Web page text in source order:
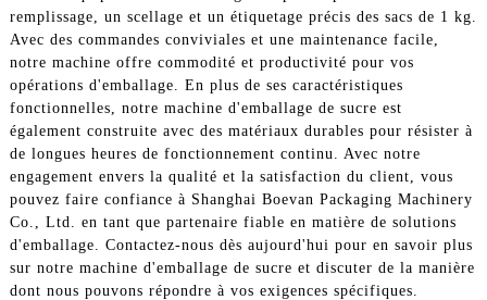
remplissage, un scellage et un étiquetage précis des sacs de 1 kg.
Avec des commandes conviviales et une maintenance facile,
notre machine offre commodité et productivité pour vos
opérations d'emballage. En plus de ses caractéristiques
fonctionnelles, notre machine d'emballage de sucre est
également construite avec des matériaux durables pour résister à
de longues heures de fonctionnement continu. Avec notre
engagement envers la qualité et la satisfaction du client, vous
pouvez faire confiance à Shanghai Boevan Packaging Machinery
Co., Ltd. en tant que partenaire fiable en matière de solutions
d'emballage. Contactez-nous dès aujourd'hui pour en savoir plus
sur notre machine d'emballage de sucre et discuter de la manière
dont nous pouvons répondre à vos exigences spécifiques.